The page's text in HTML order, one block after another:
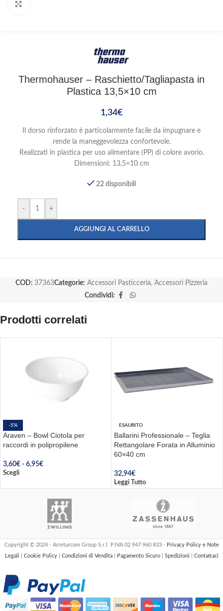
Thermohauser – Raschietto/Tagliapasta in
Plastica 13,5×10 cm
1,34€
Il dorso rinforzato è particolarmente facile da impugnare e
rende la maneggevolezza confortevole.
Realizzati in plastica per uso alimentare (PP) di colore avorio.
Dimensioni: 13,5×10 cm
22 disponibili
- +
AGGIUNGI AL CARRELLO
COD: 37363Categorie: Accessori Pasticceria, Accessori Pizzeria
Condividi:
Prodotti correlati
-5%
Araven – Bowl Ciotola per
raccordi in polipropilene
3,60€ - 6,95€
Scegli
ESAURITO
Ballarini Professionale – Teglia
Rettangolare Forata in Alluminio
60×40 cm
32,94€
Leggi Tutto
Copyright © 2024 - Arreturcom Group S.r.l. P.IVA 02 947 960 833 - Privacy Policy e Note
Legali
Cookie Policy Condizioni di Vendita Pagamento Sicuro Spedizioni Contattaci